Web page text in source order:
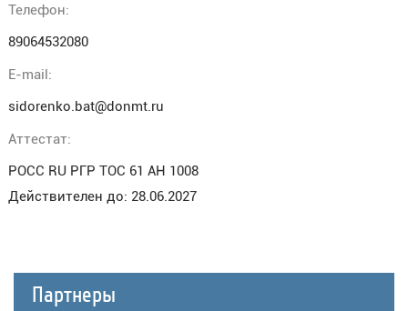
Телефон:
89064532080
E-mail:
sidorenko.bat@donmt.ru
Аттестат:
РОСС RU РГР ТОС 61 АН 1008
Действителен до: 28.06.2027
Партнеры